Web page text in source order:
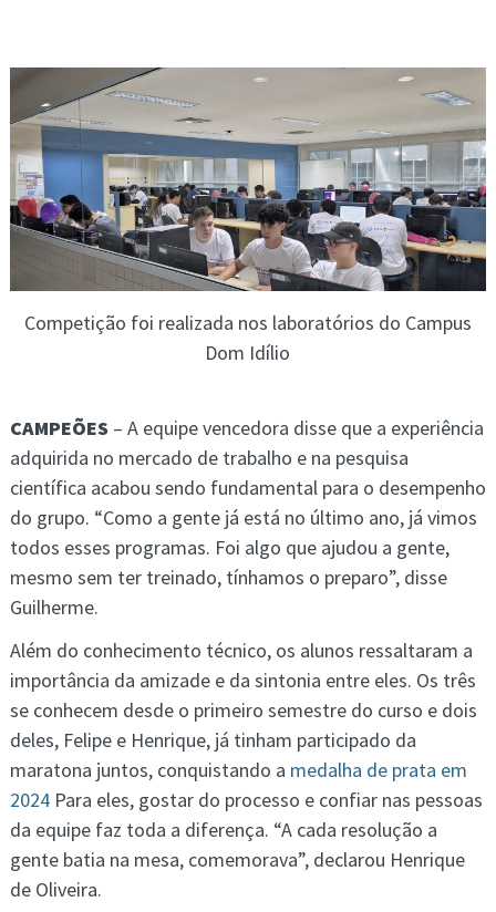
Competição foi realizada nos laboratórios do Campus
Dom Idílio
CAMPEÕES – A equipe vencedora disse que a experiência
adquirida no mercado de trabalho e na pesquisa
científica acabou sendo fundamental para o desempenho
do grupo. “Como a gente já está no último ano, já vimos
todos esses programas. Foi algo que ajudou a gente,
mesmo sem ter treinado, tínhamos o preparo”, disse
Guilherme.
Além do conhecimento técnico, os alunos ressaltaram a
importância da amizade e da sintonia entre eles. Os três
se conhecem desde o primeiro semestre do curso e dois
deles, Felipe e Henrique, já tinham participado da
maratona juntos, conquistando a medalha de prata em
2024Para eles, gostar do processo e confiar nas pessoas
da equipe faz toda a diferença. “A cada resolução a
gente batia na mesa, comemorava”, declarou Henrique
de Oliveira.